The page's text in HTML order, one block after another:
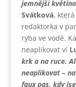
jemnější
Svátková, která
redaktorka v
ryba ve vodě.
neaplikovat ví
krk a na ruce.
neaplikovat –
faux pas, kdy